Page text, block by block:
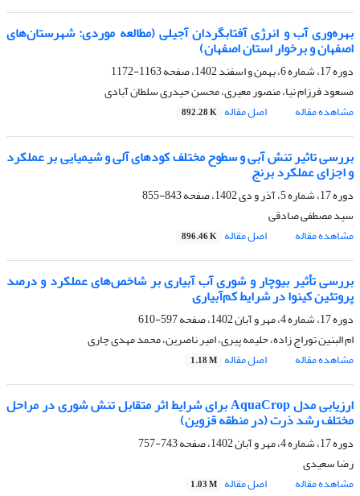
بهره‌وری آب و انرژی آفتابگردان آجیلی (مطالعه موردی: شهرستان‌های
اصفهان و برخوار استان اصفهان)
دوره 17، شماره 6، بهمن و اسفند 1402، صفحه
1163-1172
مسعود فرزام نیا، منصور معیری، محسن حیدری سلطان آبادی
مشاهده مقاله
اصل مقاله 892.28 K
بررسی تاثیر تنش آبی و سطوح مختلف کودهای آلی و شیمیایی بر عملکرد
و اجزای عملکرد برنج
دوره 17، شماره 5، آذر و دی 1402، صفحه
843-855
سید مصطفی صادقی
مشاهده مقاله
اصل مقاله 896.46 K
بررسی تأثیر بیوچار و شوری آب آبیاری بر شاخص‌های عملکرد و درصد
پروتئین کینوا در شرایط کم‌آبیاری
دوره 17، شماره 4، مهر و آبان 1402، صفحه
597-610
ام البنین توراج زاده، حلیمه پیری، امیر ناصرین، محمد مهدی چاری
مشاهده مقاله
اصل مقاله 1.18 M
ارزیابی مدل AquaCrop برای شرایط اثر متقابل تنش شوری در مراحل
مختلف رشد ذرت (در منطقه قزوین)
دوره 17، شماره 4، مهر و آبان 1402، صفحه
743-757
رضا سعیدی
مشاهده مقاله
اصل مقاله 1.03 M